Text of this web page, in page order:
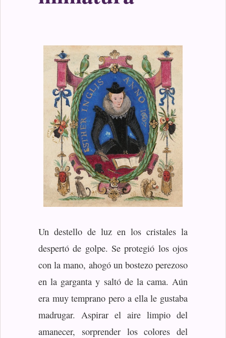
Un destello de luz en los cristales la
despertó de golpe. Se protegió los ojos
con la mano, ahogó un bostezo perezoso
en la garganta y saltó de la cama. Aún
era muy temprano pero a ella le gustaba
madrugar. Aspirar el aire limpio del
amanecer, sorprender los colores del